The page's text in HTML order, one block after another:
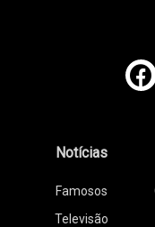
Notícias
Famosos
Televisão